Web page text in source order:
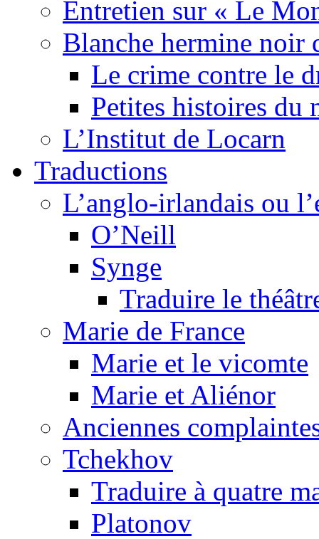
Entretien sur « Le
Blanche hermine noir
Le crime contre le
Petites histoires du
L’Institut de Locarn
Traductions
L’anglo-irlandais ou
O’Neill
Synge
Traduire le
Marie de France
Marie et le vicomte
Marie et Aliénor
Anciennes
Tchekhov
Traduire à quatre
Platonov